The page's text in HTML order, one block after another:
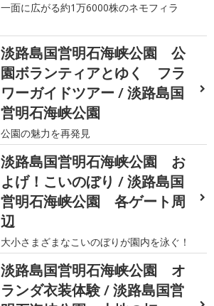
一面に広がる約1万6000株のネモフィラ
淡路島国営明石海峡公園 公
園ボランティアとゆく フラ
ワーガイドツアー / 淡路島国
営明石海峡公園
公園の魅力を再発見
淡路島国営明石海峡公園 お
よげ！こいのぼり / 淡路島国
営明石海峡公園 各ゲート周
辺
大小さまざまなこいのぼりが園内を泳ぐ！
淡路島国営明石海峡公園 オ
ランダ衣装体験 / 淡路島国営